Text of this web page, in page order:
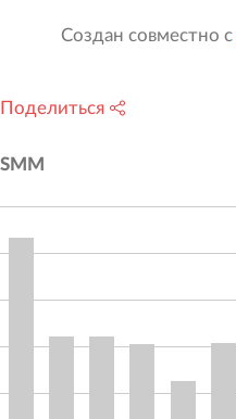
Создан совместно с
Поделиться
SMM